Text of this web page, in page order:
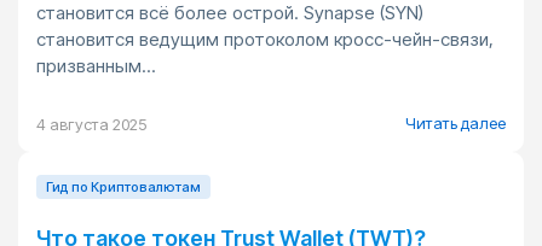
становится всё более острой. Synapse (SYN)
становится ведущим протоколом кросс-чейн-связи,
призванным...
4 августа 2025 Читать далее
Гид по Криптовалютам
Что такое токен Trust Wallet (TWT)?